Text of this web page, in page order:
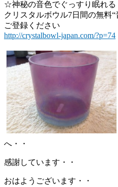
☆神秘の音色でぐっすり眠れる
クリスタルボウル7日間の無料
ご登録ください
http://crystalbowl-japan.com/?p=74
へ・・
感謝しています・・
おはようございます・・